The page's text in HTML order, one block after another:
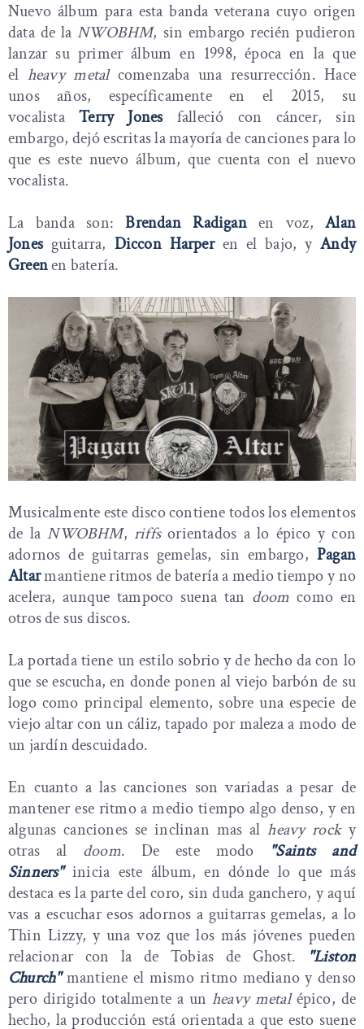
Nuevo álbum para esta banda veterana cuyo origen
data de la NWOBHM, sin embargo recién pudieron
lanzar su primer álbum en 1998, época en la que
el heavy metal comenzaba una resurrección. Hace
unos años, específicamente en el 2015, su
vocalista
Terry Jones
falleció con cáncer, sin
embargo, dejó escritas la mayoría de canciones para lo
que es este nuevo álbum, que cuenta con el nuevo
vocalista.
La banda son: Brendan Radigan en voz, Alan
Jones guitarra, Diccon Harper en el bajo, y Andy
Greenen batería.
Musicalmente este disco contiene todos los elementos
de la NWOBHM, riffs orientados a lo épico y con
adornos de guitarras gemelas, sin embargo, Pagan
Altarmantiene ritmos de batería a medio tiempo y no
acelera, aunque tampoco suena tan doom como en
otros de sus discos.
La portada tiene un estilo sobrio y de hecho da con lo
que se escucha, en donde ponen al viejo barbón de su
logo como principal elemento, sobre una especie de
viejo altar con un cáliz, tapado por maleza a modo de
un jardín descuidado.
En cuanto a las canciones son variadas a pesar de
mantener ese ritmo a medio tiempo algo denso, y en
algunas canciones se inclinan mas al heavy rock y
otras al
doom. De este modo
"Saints and
Sinners" inicia este álbum, en dónde lo que más
destaca es la parte del coro, sin duda ganchero, y aquí
vas a escuchar esos adornos a guitarras gemelas, a lo
Thin Lizzy, y una voz que los más jóvenes pueden
relacionar con la de Tobias de Ghost.
"Liston
Church" mantiene el mismo ritmo mediano y denso
pero dirigido totalmente a un heavy metal épico, de
hecho, la producción está orientada a que esto suene